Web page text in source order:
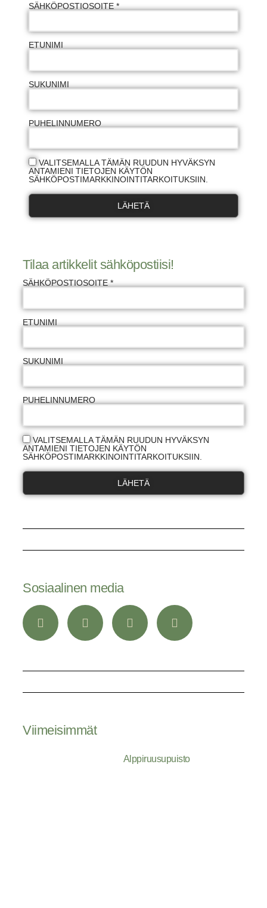
SÄHKÖPOSTIOSOITE *
ETUNIMI
SUKUNIMI
PUHELINNUMERO
VALITSEMALLA TÄMÄN RUUDUN HYVÄKSYN
ANTAMIENI TIETOJEN KÄYTÖN
SÄHKÖPOSTIMARKKINOINTITARKOITUKSIIN.
LÄHETÄ
Tilaa artikkelit sähköpostiisi!
SÄHKÖPOSTIOSOITE *
ETUNIMI
SUKUNIMI
PUHELINNUMERO
VALITSEMALLA TÄMÄN RUUDUN HYVÄKSYN
ANTAMIENI TIETOJEN KÄYTÖN
SÄHKÖPOSTIMARKKINOINTITARKOITUKSIIN.
LÄHETÄ
Sosiaalinen media
Viimeisimmät
Alppiruusupuisto